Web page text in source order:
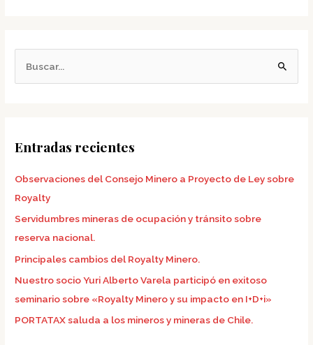
a
p
o
r
:
Entradas recientes
Observaciones del Consejo Minero a Proyecto de Ley sobre
Royalty
Servidumbres mineras de ocupación y tránsito sobre
reserva nacional.
Principales cambios del Royalty Minero.
Nuestro socio Yuri Alberto Varela participó en exitoso
seminario sobre «Royalty Minero y su impacto en I+D+i»
PORTATAX saluda a los mineros y mineras de Chile.